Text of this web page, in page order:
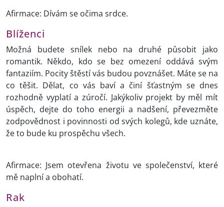
Afirmace: Dívám se očima srdce.
Blíženci
Možná budete snílek nebo na druhé působit jako
romantik. Někdo, kdo se bez omezení oddává svým
fantaziím. Pocity štěstí vás budou povznášet. Máte se na
co těšit. Dělat, co vás baví a činí šťastným se dnes
rozhodně vyplatí a zúročí. Jakýkoliv projekt by měl mít
úspěch, dejte do toho energii a nadšení, převezměte
zodpovědnost i povinnosti od svých kolegů, kde uznáte,
že to bude ku prospěchu všech.
Afirmace: Jsem otevřena životu ve společenství, které
mě naplní a obohatí.
Rak